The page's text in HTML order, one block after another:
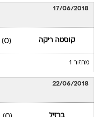
17/06/2018
קוסטה ריקה (0)
מחזור 1
22/06/2018
ברזיל